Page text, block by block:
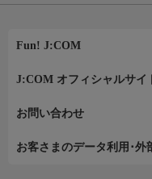
Fun! J:COM
J:COM オフィシャルサイ
お問い合わせ
お客さまのデータ利用･外